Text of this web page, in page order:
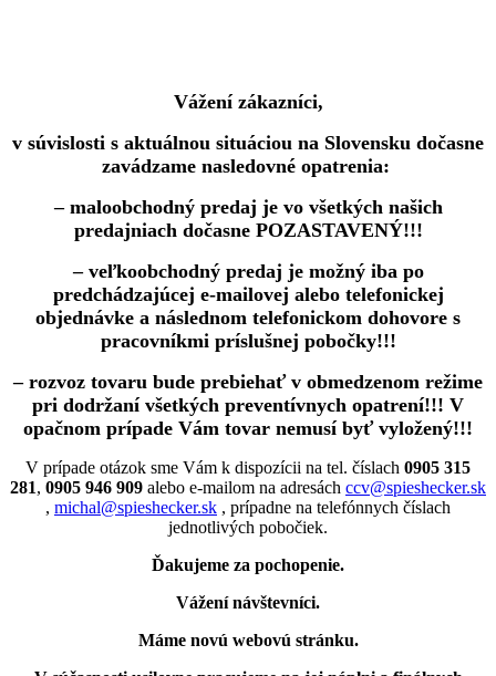
Vážení zákazníci,
v súvislosti s aktuálnou situáciou na Slovensku dočasne
zavádzame nasledovné opatrenia:
– maloobchodný predaj je vo všetkých našich
predajniach dočasne POZASTAVENÝ!!!
– veľkoobchodný predaj je možný iba po
predchádzajúcej e-mailovej alebo telefonickej
objednávke a následnom telefonickom dohovore s
pracovníkmi príslušnej pobočky!!!
– rozvoz tovaru bude prebiehať v obmedzenom režime
pri dodržaní všetkých preventívnych opatrení!!! V
opačnom prípade Vám tovar nemusí byť vyložený!!!
V prípade otázok sme Vám k dispozícii na tel. číslach 0905 315
281, 0905 946 909 alebo e-mailom na adresách ccv@spieshecker.sk
, michal@spieshecker.sk , prípadne na telefónnych číslach
jednotlivých pobočiek.
Ďakujeme za pochopenie.
Vážení návštevníci.
Máme novú webovú stránku.